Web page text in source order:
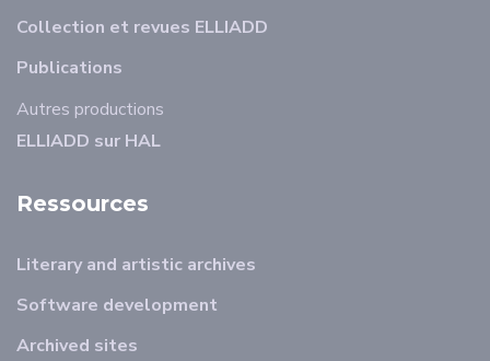
Collection et revues ELLIADD
Publications
Autres productions
ELLIADD sur HAL
Ressources
Literary and artistic archives
Software development
Archived sites